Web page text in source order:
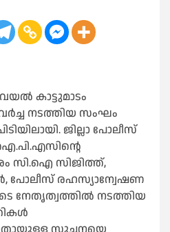
കാട്ടുമാടം
നടത്തിയ സംഘം
ജില്ലാ പോലീസ്
സി.ഐ സിജിത്ത്,
പോലീസ് രഹസ്യാന്വേഷണ
നേതൃത്വത്തില്‍ നടത്തിയ